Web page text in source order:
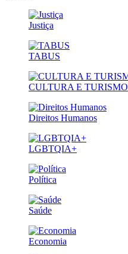
Justiça
TABUS
CULTURA E TURISMO
Direitos Humanos
LGBTQIA+
Política
Saúde
Economia